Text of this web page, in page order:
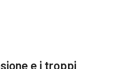
e i troppi